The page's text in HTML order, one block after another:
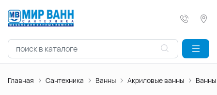
Главная Сантехника Ванны Акриловые ванны